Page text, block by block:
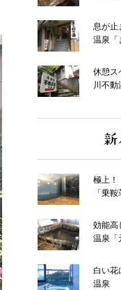
息が止
温泉「
休憩ス
川不動
極上！
「乗鞍
効能高
温泉「
白い花
温泉